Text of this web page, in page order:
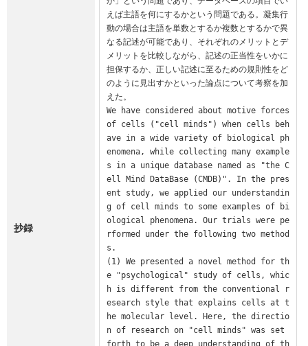
抄録
えば主語を何にするかという問題である。凝集行
動の場合は主語を単数とするか複数とするかで異
なる記述が可能であり、それぞれのメリットとデ
メリットを比較しながら、記述の正当性をいかに
担保するか、正しい記述に至るための規則性をど
のように見出すかといった論点について考察を加
えた。
We have considered about motive forces
of cells ("cell minds") when cells beh
ave in a wide variety of biological ph
enomena, while collecting many example
s in a unique database named as "the C
ell Mind DataBase (CMDB)". In the pres
ent study, we applied our understandin
g of cell minds to some examples of bi
ological phenomena. Our trials were pe
rformed under the following two method
s.
(1) We presented a novel method for th
e "psychological" study of cells, whic
h is different from the conventional r
esearch style that explains cells at t
he molecular level. Here, the directio
n of research on "cell minds" was set
forth to be a deep understanding of th